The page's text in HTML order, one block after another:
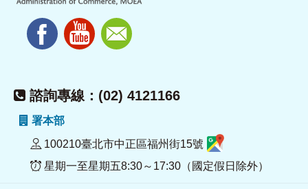
諮詢專線：(02) 4121166
署本部
100210臺北市中正區福州街15號
星期一至星期五8:30～17:30（國定假日除外）